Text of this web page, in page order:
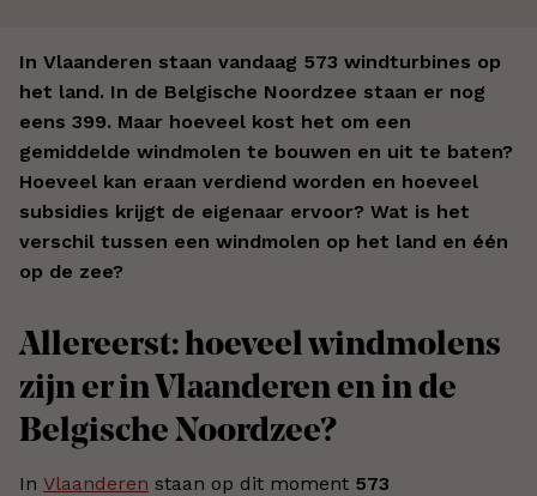
In Vlaanderen staan vandaag 573 windturbines op
het land. In de Belgische Noordzee staan er nog
eens 399. Maar hoeveel kost het om een
gemiddelde windmolen te bouwen en uit te baten?
Hoeveel kan eraan verdiend worden en hoeveel
subsidies krijgt de eigenaar ervoor? Wat is het
verschil tussen een windmolen op het land en één
op de zee?
Allereerst: hoeveel windmolens
zijn er in Vlaanderen en in de
Belgische Noordzee?
In Vlaanderen staan op dit moment 573